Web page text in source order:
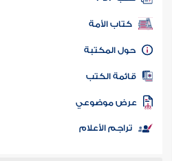
كتب PDF
كتاب الأمة
المكتبة
الكتب
موضوعي